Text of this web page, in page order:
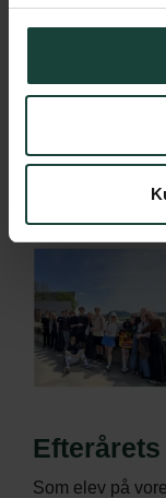
Rejsen til
på 24 og 16
Vælger du et
Som elev på